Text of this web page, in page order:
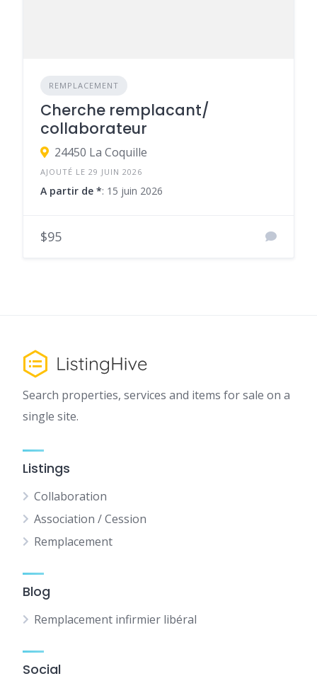
REMPLACEMENT
Cherche remplacant/
collaborateur
24450 La Coquille
AJOUTÉ LE 29 JUIN 2026
A partir de *: 15 juin 2026
$95
Search properties, services and items for sale on a
single site.
Listings
Collaboration
Association / Cession
Remplacement
Blog
Remplacement infirmier libéral
Social